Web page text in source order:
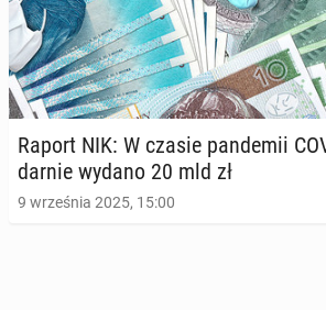
Raport NIK: W czasie pan­de­mii
dar­nie wydano 20 mld zł
9 września 2025, 15:00